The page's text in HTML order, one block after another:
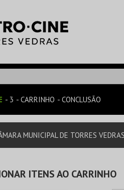
3 CARRINHO CONCLUSÃO
MUNICIPAL DE TORRES VEDRAS
ITENS AO CARRINHO